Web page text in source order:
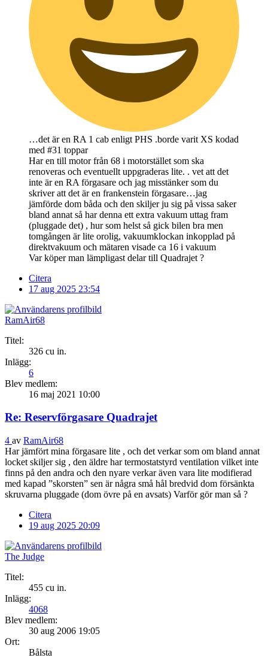
…det är en RA 1 cab enligt PHS .borde varit XS kodad
med #31 toppar
Har en till motor från 68 i motorstället som ska
renoveras och eventuellt uppgraderas lite. . vet att det
inte är en RA förgasare och jag misstänker som du
skriver att det är en frankenstein förgasare…jag
jämförde dom båda och den skiljer ju sig på vissa saker
bland annat så har denna ett extra vakuum uttag fram
(pluggade det) , hur som helst så gick bilen bra men
tomgången är lite orolig, vakuumklockan inkopplad på
direktvakuum och mätaren visade ca 16 i vakuum
Var köper man lämpligast delar till Quadrajet ?
Citera
17 aug 2025 23:54
RamAir68
Titel:
326 cu in.
Inlägg:
6
Blev medlem:
16 maj 2021 10:00
Re: Reservförgasare Quadrajet
4 av RamAir68
Har jämfört mina förgasare lite , och det verkar som om bland annat
locket skiljer sig , den äldre har termostatstyrd ventilation vilket inte
finns på den andra och den nyare verkar även vara lite modifierad
med kapad ”skorsten” sen är några små hål bredvid dom försänkta
skruvarna pluggade (dom övre på en avsats) Varför gör man så ?
Citera
19 aug 2025 20:09
The Judge
Titel:
455 cu in.
Inlägg:
4068
Blev medlem:
30 aug 2006 19:05
Ort:
Bålsta